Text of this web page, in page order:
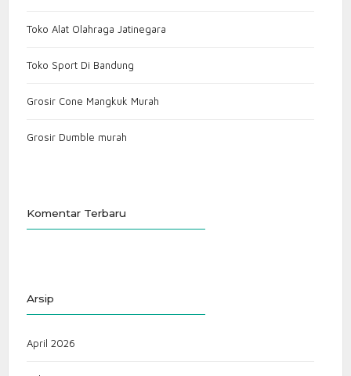
Toko Alat Olahraga Jatinegara
Toko Sport Di Bandung
Grosir Cone Mangkuk Murah
Grosir Dumble murah
Komentar Terbaru
Arsip
April 2026